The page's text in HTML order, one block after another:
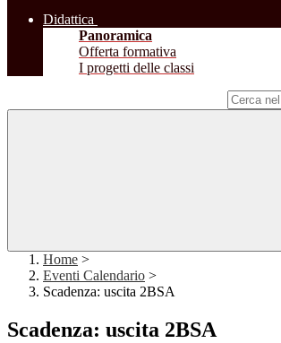
Didattica
Panoramica
Offerta formativa
I progetti delle classi
Home >
Eventi Calendario >
Scadenza: uscita 2BSA
Scadenza: uscita 2BSA